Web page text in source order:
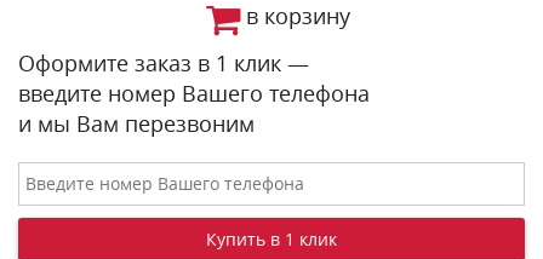
в корзину
Оформите заказ в 1 клик —
введите номер Вашего телефона
и мы Вам перезвоним